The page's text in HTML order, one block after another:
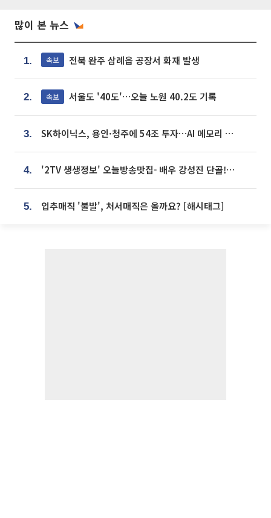
많이 본 뉴스
1. 속보 전북 완주 삼례읍 공장서 화재 발생
2. 속보 서울도 '40도'…오늘 노원 40.2도 기록
3. SK하이닉스, 용인·청주에 54조 투자…AI 메모리 생산기지 키운다
4. '2TV 생생정보' 오늘방송맛집- 배우 강성진 단골! 쌀국수ㆍ푸팟퐁 커리 맛집 '블○○○'
5. 입추매직 '불발', 처서매직은 올까요? [해시태그]